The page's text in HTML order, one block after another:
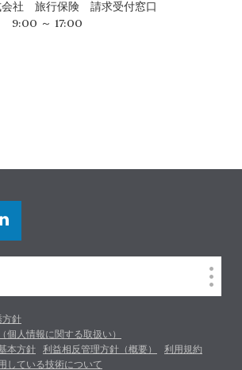
会社 旅行保険 請求受付窓口
9:00 ～ 17:00
方針
個人情報に関する取扱い）
本方針
利益相反管理方針（概要）
利用規約
している技術について